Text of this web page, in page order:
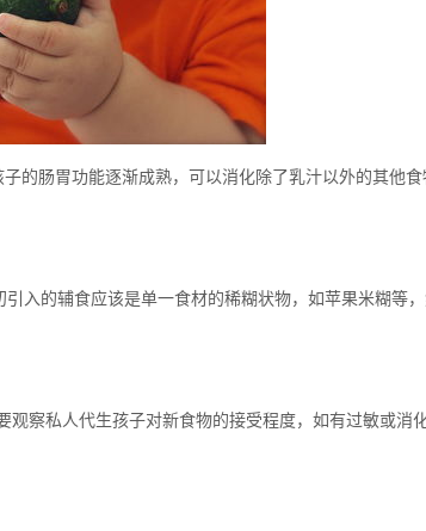
的肠胃功能逐渐成熟，可以消化除了乳汁以外的其他
入的辅食应该是单一食材的稀糊状物，如苹果米糊等
察私人代生孩子对新食物的接受程度，如有过敏或消